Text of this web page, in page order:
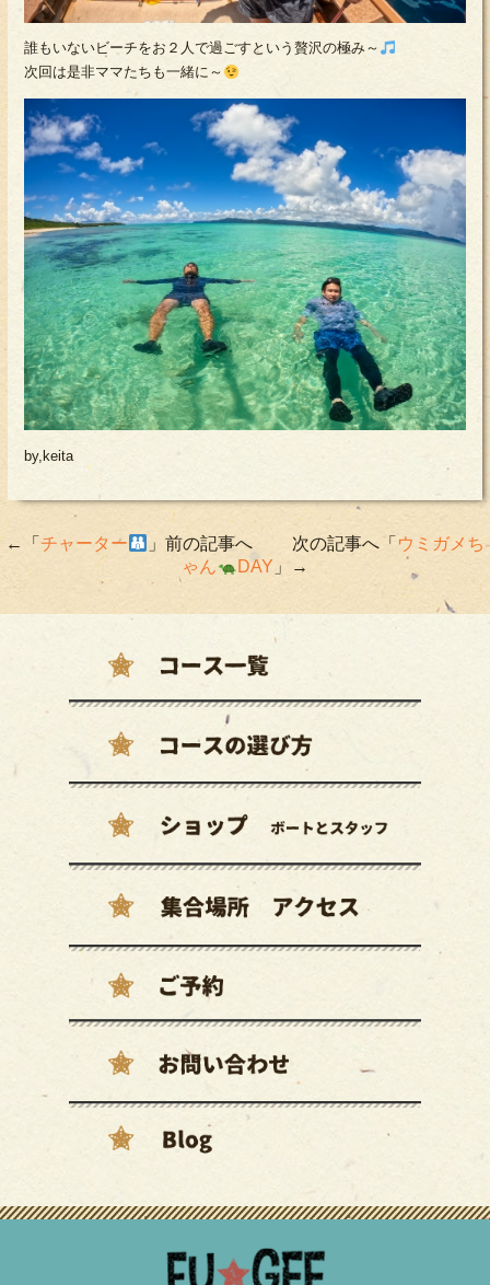
誰もいないビーチをお２人で過ごすという贅沢の極み～
次回は是非ママたちも一緒に～
by,keita
←「 チャーター 」前の記事へ 次の記事へ「 ウミガメち
ゃん
DAY 」→